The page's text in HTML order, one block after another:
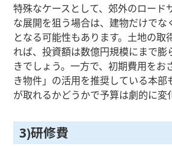
特殊なケースとして、郊外のロード
な展開を狙う場合は、建物だけでな
となる可能性もあります。土地の取
れば、投資額は数億円規模にまで膨
きでしょう。一方で、初期費用をお
き物件」の活用を推奨している本部
が取れるかどうかで予算は劇的に変
3)研修費